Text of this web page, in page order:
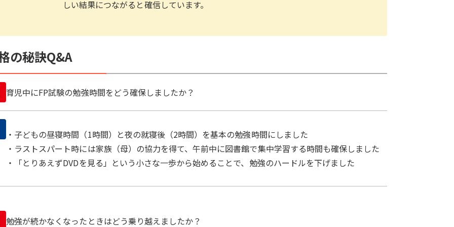
しい結果につながると確信しています。
の秘訣Q&A
育児中にFP試験の勉強時間をどう確保しましたか？
・子どもの昼寝時間（1時間）と夜の就寝後（2時間）を基本の勉強時間にしました
・ラストスパート時には家族（母）の協力を得て、午前中に図書館で集中学習する時間も確保しました
・「とりあえずDVDを見る」という小さな一歩から始めることで、勉強のハードルを下げました
勉強が続かなくなったときはどう乗り越えましたか？